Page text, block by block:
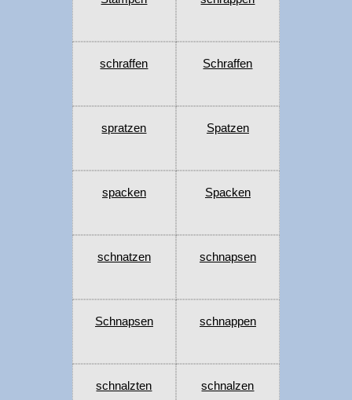
schraffen Schraffen
spratzen Spatzen
spacken Spacken
schnatzen schnapsen
Schnapsen schnappen
schnalzten schnalzen